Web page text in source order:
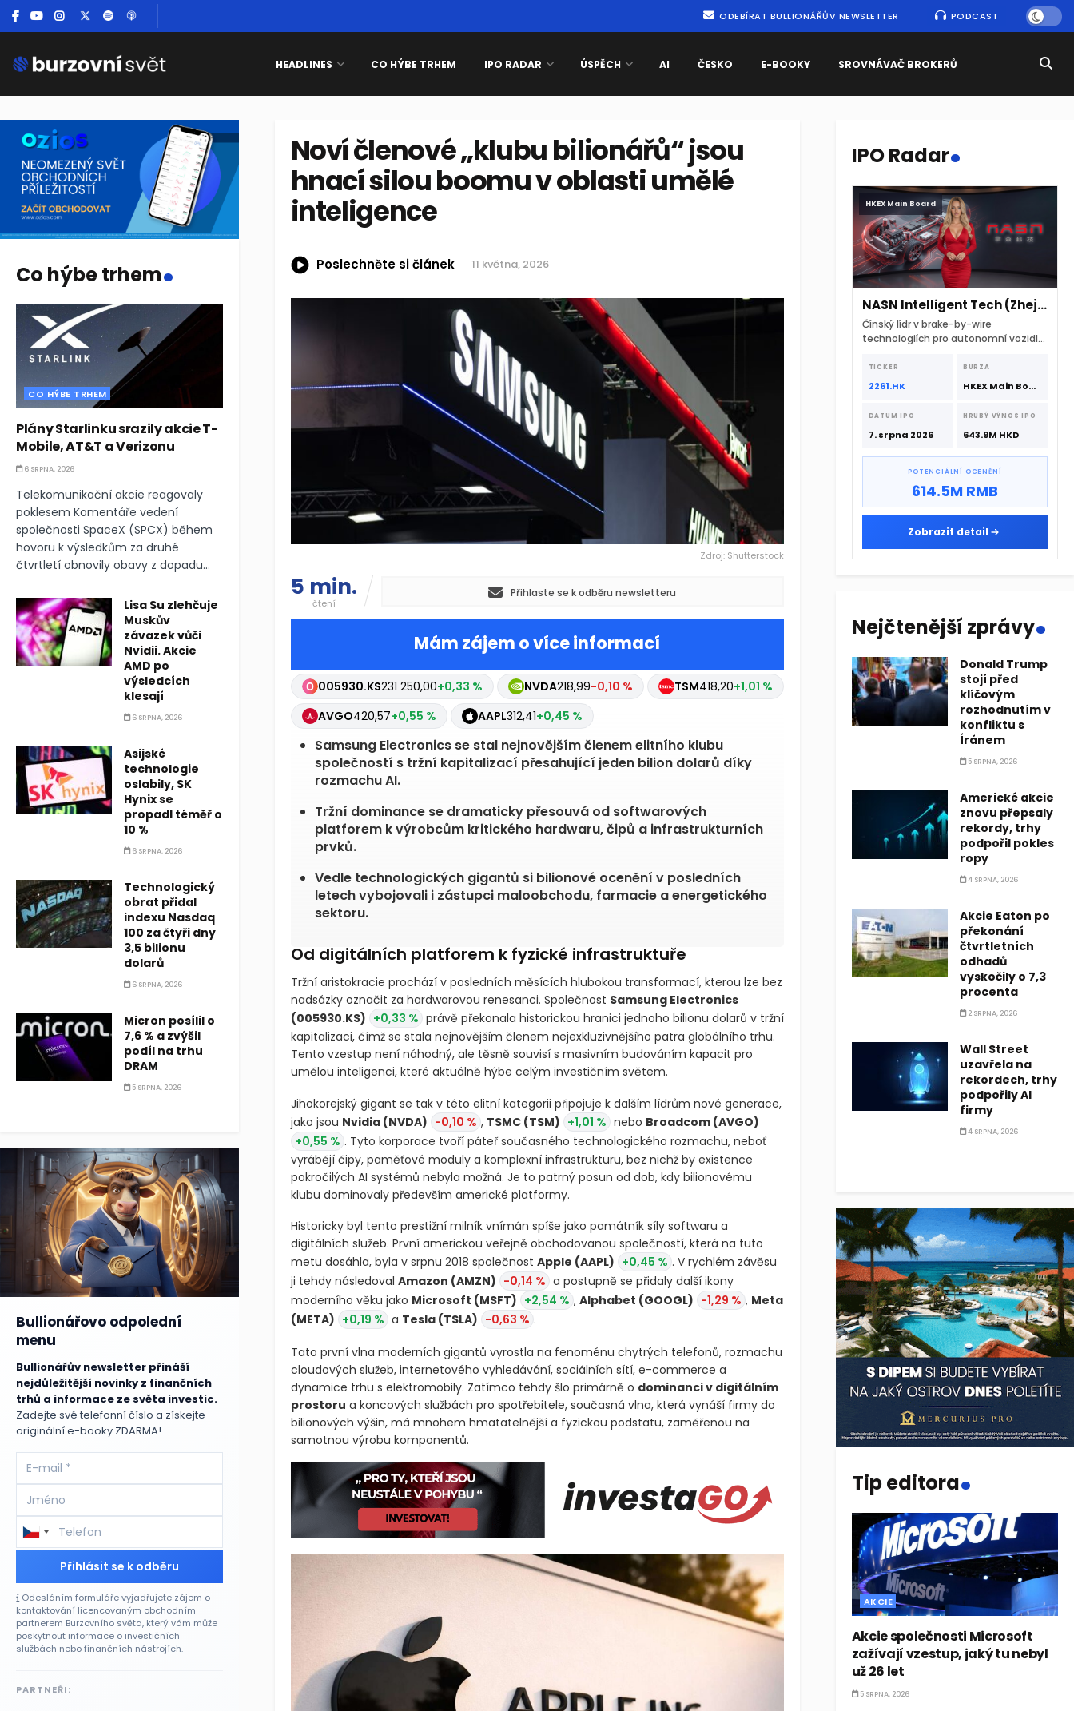
ODEBÍRAT BULLIONÁŘŮV NEWSLETTER PODCAST
HEADLINES CO HÝBE TRHEM IPO RADAR ÚSPĚCH AI ČESKO E-BOOKY SROVNÁVAČ BROKERŮ
Noví členové „klubu bilionářů“ jsou
hnací silou boomu v oblasti umělé
inteligence
Poslechněte si článek 11 května, 2026
Zdroj: Shutterstock
5 min.
čtení
Přihlaste se k odběru newsletteru
Mám zájem o více informací
005930.KS231 250,00+0,33 % NVDA218,99-0,10 % TSM418,20+1,01 %
AVGO420,57+0,55 % AAPL312,41+0,45 %
Samsung Electronics se stal nejnovějším členem elitního klubu
společností s tržní kapitalizací přesahující jeden bilion dolarů díky
rozmachu AI.
Tržní dominance se dramaticky přesouvá od softwarových
platforem k výrobcům kritického hardwaru, čipů a infrastrukturních
prvků.
Vedle technologických gigantů si bilionové ocenění v posledních
letech vybojovali i zástupci maloobchodu, farmacie a energetického
sektoru.
Od digitálních platforem k fyzické infrastruktuře
Tržní aristokracie prochází v posledních měsících hlubokou transformací, kterou lze bez
nadsázky označit za hardwarovou renesanci. Společnost Samsung Electronics
(005930.KS) +0,33 % právě překonala historickou hranici jednoho bilionu dolarů v tržní
kapitalizaci, čímž se stala nejnovějším členem nejexkluzivnějšího patra globálního trhu.
Tento vzestup není náhodný, ale těsně souvisí s masivním budováním kapacit pro
umělou inteligenci, které aktuálně hýbe celým investičním světem.
Jihokorejský gigant se tak v této elitní kategorii připojuje k dalším lídrům nové generace,
jako jsou Nvidia (NVDA) -0,10 % , TSMC (TSM) +1,01 % nebo Broadcom (AVGO)
+0,55 % . Tyto korporace tvoří páteř současného technologického rozmachu, neboť
vyrábějí čipy, paměťové moduly a komplexní infrastrukturu, bez nichž by existence
pokročilých AI systémů nebyla možná. Je to patrný posun od dob, kdy bilionovému
klubu dominovaly především americké platformy.
Historicky byl tento prestižní milník vnímán spíše jako památník síly softwaru a
digitálních služeb. První americkou veřejně obchodovanou společností, která na tuto
metu dosáhla, byla v srpnu 2018 společnost Apple (AAPL) +0,45 % . V rychlém závěsu
ji tehdy následoval Amazon (AMZN) -0,14 % a postupně se přidaly další ikony
moderního věku jako Microsoft (MSFT) +2,54 % , Alphabet (GOOGL) -1,29 % , Meta
(META) +0,19 % a Tesla (TSLA) -0,63 % .
Tato první vlna moderních gigantů vyrostla na fenoménu chytrých telefonů, rozmachu
cloudových služeb, internetového vyhledávání, sociálních sítí, e-commerce a
dynamice trhu s elektromobily. Zatímco tehdy šlo primárně o dominanci v digitálním
prostoru a koncových službách pro spotřebitele, současná vlna, která vynáší firmy do
bilionových výšin, má mnohem hmatatelnější a fyzickou podstatu, zaměřenou na
samotnou výrobu komponentů.
Co hýbe trhem.
CO HÝBE TRHEM
Plány Starlinku srazily akcie T-
Mobile, AT&T a Verizonu
6 SRPNA, 2026
Telekomunikační akcie reagovaly
poklesem Komentáře vedení
společnosti SpaceX (SPCX) během
hovoru k výsledkům za druhé
čtvrtletí obnovily obavy z dopadu...
Lisa Su zlehčuje
Muskův
závazek vůči
Nvidii. Akcie
AMD po
výsledcích
klesají
6 SRPNA, 2026
Asijské
technologie
oslabily, SK
Hynix se
propadl téměř o
10 %
6 SRPNA, 2026
Technologický
obrat přidal
indexu Nasdaq
100 za čtyři dny
3,5 bilionu
dolarů
6 SRPNA, 2026
Micron posílil o
7,6 % a zvýšil
podíl na trhu
DRAM
5 SRPNA, 2026
Bullionářovo odpolední
menu
Bullionářův newsletter přináší
nejdůležitější novinky z finančních
trhů a informace ze světa investic.
Zadejte své telefonní číslo a získejte
originální e-booky ZDARMA!
Přihlásit se k odběru
Odesláním formuláře vyjadřujete zájem o
kontaktování licencovaným obchodním
partnerem Burzovního světa, který vám může
poskytnout informace o investičních
službách nebo finančních nástrojích.
PARTNEŘI:
IPO Radar.
HKEX Main Board
NASN Intelligent Tech (Zhejiang)
Čínský lídr v brake-by-wire
technologiích pro autonomní vozidla
srpna 2026 s podporou CATL a
Hillhouse Investment.
TICKER
2261.HK
BURZA
HKEX Main Board
DATUM IPO
7. srpna 2026
HRUBÝ VÝNOS IPO
643.9M HKD
POTENCIÁLNÍ OCENĚNÍ
614.5M RMB
Zobrazit detail
Nejčtenější zprávy.
Donald Trump
stojí před
klíčovým
rozhodnutím v
konfliktu s
Íránem
5 SRPNA, 2026
Americké akcie
znovu přepsaly
rekordy, trhy
podpořil pokles
ropy
4 SRPNA, 2026
Akcie Eaton po
překonání
čtvrtletních
odhadů
vyskočily o 7,3
procenta
2 SRPNA, 2026
Wall Street
uzavřela na
rekordech, trhy
podpořily AI
firmy
4 SRPNA, 2026
Tip editora.
AKCIE
Akcie společnosti Microsoft
zažívají vzestup, jaký tu nebyl
už 26 let
5 SRPNA, 2026